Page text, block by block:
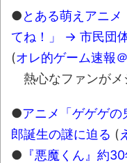
しい仕事観
見ていると
の数々！！
Powered by livedoor
●とある萌えアニ
てね！」 → 市民団
(オレ的ゲーム速報
熱心なファンがメ
●アニメ「ゲゲゲ
郎誕生の謎に迫る (
● 『悪魔くん』約